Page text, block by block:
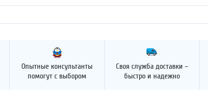
Опытные консультанты
помогут с выбором
Своя служба доставки –
быстро и надежно